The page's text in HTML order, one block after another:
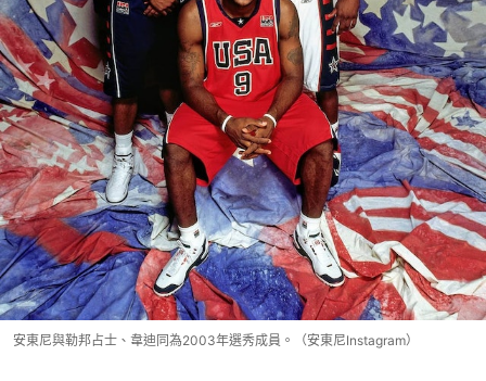
安東尼與勒邦占士、韋迪同為2003年選秀成員。（安東尼Instagram）